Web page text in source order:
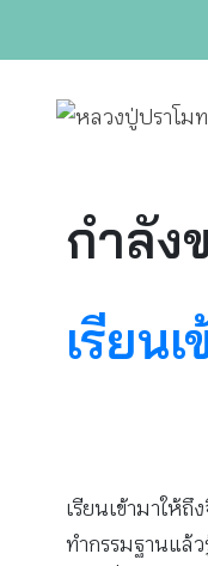
กำลัง
เรียน
เรียนเข้ามาให้
ทำกรรมฐานแล้